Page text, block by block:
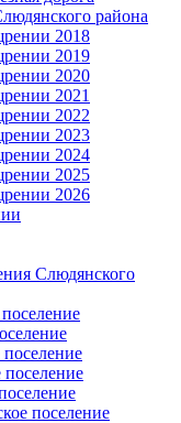
района
2018
2019
2020
2021
2022
2023
2024
2025
2026
Слюдянского
поселение
поселение